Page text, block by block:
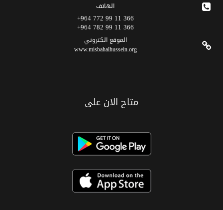
الهاتف
366 11 99 772 964+
366 11 99 782 964+
الموقع الکتروني
www.misbahalhussein.org
متاح الان على